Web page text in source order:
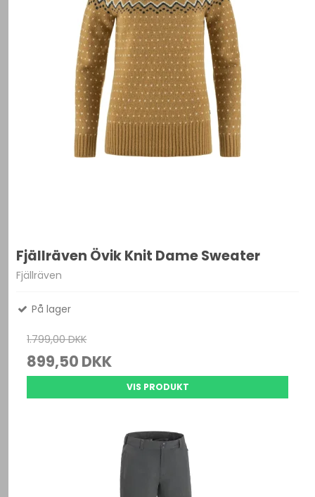
Fjällräven Övik Knit Dame Sweater
Fjällräven
På lager
1.799,00 DKK
899,50 DKK
VIS PRODUKT